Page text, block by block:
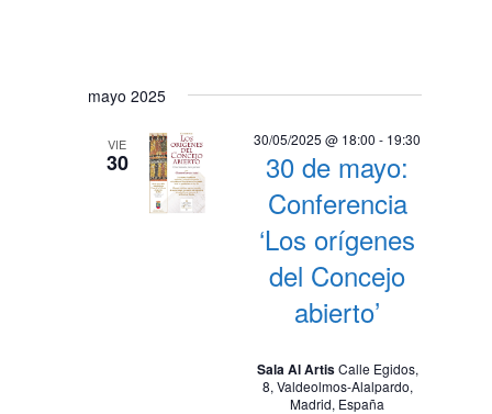
mayo 2025
VIE
30
30 de mayo:
Conferencia
‘Los orígenes
del Concejo
abierto’
30/05/2025 @ 18:00 - 19:30
Sala Al ArtisCalle Egidos,
8, Valdeolmos-Alalpardo,
Madrid, España